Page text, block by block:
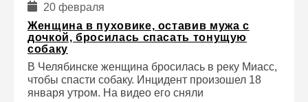
20 февраля
Женщина в пуховике, оставив мужа с
дочкой, бросилась спасать тонущую
собаку
В Челябинске женщина бросилась в реку Миасс,
чтобы спасти собаку. Инцидент произошел 18
января утром. На видео его сняли